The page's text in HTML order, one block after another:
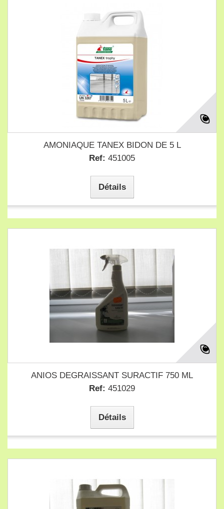
AMONIAQUE TANEX BIDON DE 5 L
Ref: 451005
Détails
ANIOS DEGRAISSANT SURACTIF 750 ML
Ref: 451029
Détails